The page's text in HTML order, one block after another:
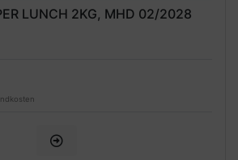
LUNCH 2KG, MHD 02/2028